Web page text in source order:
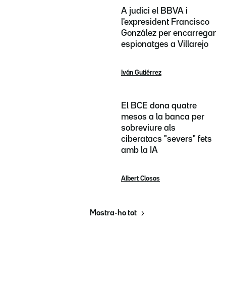
A judici el BBVA i
l'expresident Francisco
González per encarregar
espionatges a Villarejo
Iván Gutiérrez
El BCE dona quatre
mesos a la banca per
sobreviure als
ciberatacs "severs" fets
amb la IA
Albert Closas
Mostra-ho tot